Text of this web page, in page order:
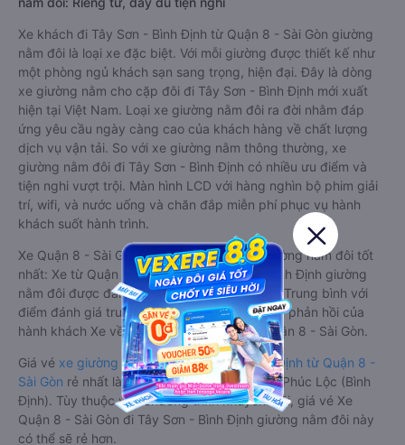
Xe khách đi Tây Sơn - Bình Định từ Quận 8 - Sài Gòn giường
nằm đôi là loại xe đặc biệt. Với mỗi giường được thiết kế như
một phòng ngủ khách sạn sang trọng, hiện đại. Đây là dòng
xe giường nằm cho cặp đôi đi Tây Sơn - Bình Định mới xuất
hiện tại Việt Nam. Loại xe giường nằm đôi ra đời nhằm đáp
ứng yêu cầu ngày càng cao của khách hàng về chất lượng
dịch vụ vận tải. So với xe giường nằm thông thường, xe
giường nằm đôi đi Tây Sơn - Bình Định có nhiều ưu điểm và
tiện nghi vượt trội. Màn hình LCD với hàng nghìn bộ phim giải
trí, wifi, và nước uống và chăn đắp miễn phí phục vụ hành
khách suốt hành trình.
Xe Quận 8 - Sài Gòn Tây Sơn - Bình Định giường nằm đôi tốt
nhất: Xe từ Quận 8 - Sài Gòn đi Tây Sơn - Bình Định giường
nằm đôi được đánh giá chung có chất lượng Trung bình với
điểm đánh giá trung bình từ 0.0/5 dựa trên 0 phản hồi của
hành khách Xe về Tây Sơn - Bình Định từ Quận 8 - Sài Gòn.
Giá vé xe giường nằm đôi đi Tây Sơn - Bình Định từ Quận 8 -
Sài Gòn rẻ nhất là 550000VND của hãng xe Phúc Lộc (Bình
Định). Tùy thuộc vào chương trình khuyến mãi, giá vé Xe
Quận 8 - Sài Gòn đi Tây Sơn - Bình Định giường nằm đôi này
có thể sẽ rẻ hơn.